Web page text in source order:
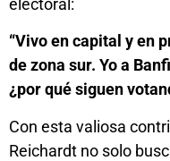
electoral:
“Vivo en capital y en
de zona sur. Yo a
¿por qué siguen
Con esta valiosa
Reichardt no solo